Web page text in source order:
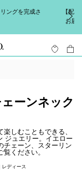
配送に関するお知らせ】地震
お届けに遅延の可能性がござ
ーンネック
しむこともできる、
ジュエリー。イエロー
チェーン、スターリン
ください。
レディース